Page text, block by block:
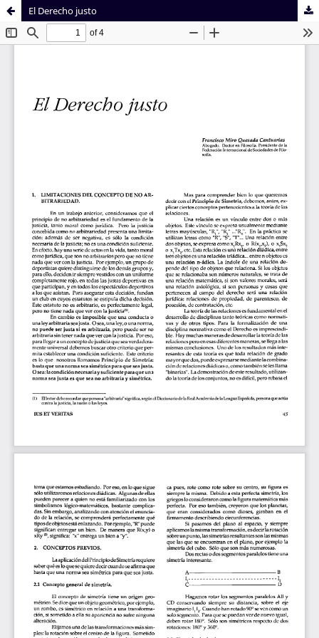
Sistema de
Bibliotecas
Facultad de
Derecho
El Derecho justo